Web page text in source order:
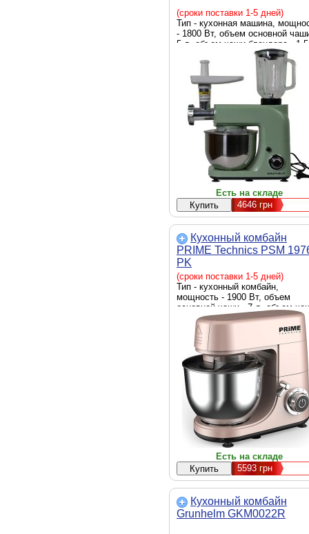
(сроки поставки 1-5 дней)
Тип - кухонная машина,
- 1800 Вт, объем основной
5 л, объем чаши блендера -
функции - замешивание теста,
блендер, мясорубка, Цвет -
зеленый
Есть на складе
4646 грн
Кухонный комбайн
PRIME Technics PSM
PK
(сроки поставки 1-5 дней)
Тип - кухонный комбайн,
мощность - 1900 Вт, объем
основной чаши - 7 л, объем
блендера - отсутствует,
смешивание, замешивание
габариты - 46 х 46 х 28 см,
розовый
Есть на складе
5593 грн
Кухонный комбайн
Grunhelm GKM0022R